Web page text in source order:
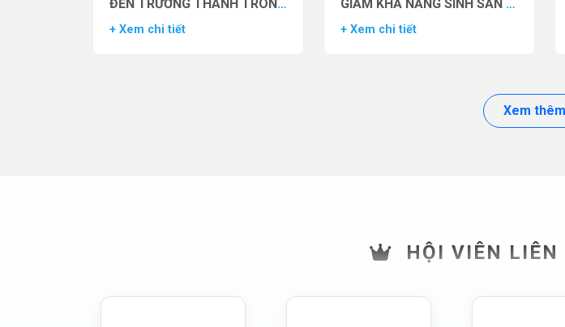
ĐẾN TRƯỞNG THÀNH TRONG
THỰC HÀNH HỖ TRỢ SINH
+ Xem chi tiết
GIẢM KHẢ NĂNG SINH SẢN Ở
NAM GIỚI
+ Xem chi tiết
Xem thêm
HỘI VIÊN LIÊN